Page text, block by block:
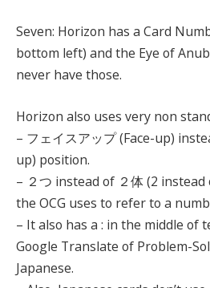
Seven: Horizon has a Card
bottom left) and the Eye of
never have those.
Horizon also uses very non
– フェイスアップ (Face-up)
up) position.
– ２つ instead of ２体 (2 instead
the OCG uses to refer to a
– It also has a : in the middle of
Google Translate of Problem-
Japanese.